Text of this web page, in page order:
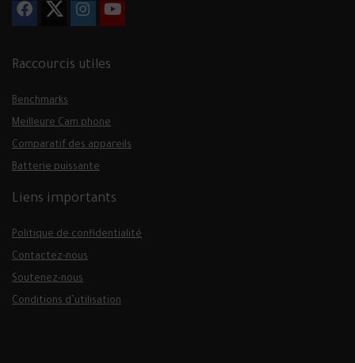
Raccourcis utiles
Benchmarks
Meilleure Cam phone
Comparatif des appareils
Batterie puissante
Liens importants
Politique de confidentialité
Contactez-nous
Soutenez-nous
Conditions d’utilisation